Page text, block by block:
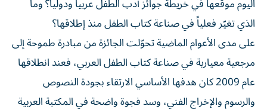
الذي تغيّر فعلياً في صناعة كتاب الطفل منذ إطلاقها؟
على مدى الأعوام الماضية تحوّلت الجائزة من مبادرة طموحة إلى
مرجعية معيارية في صناعة كتاب الطفل العربي، فعند انطلاقها
عام 2009 كان هدفها الأساسي الارتقاء بجودة النصوص
والرسوم والإخراج الفني، وسد فجوة واضحة في المكتبة العربية